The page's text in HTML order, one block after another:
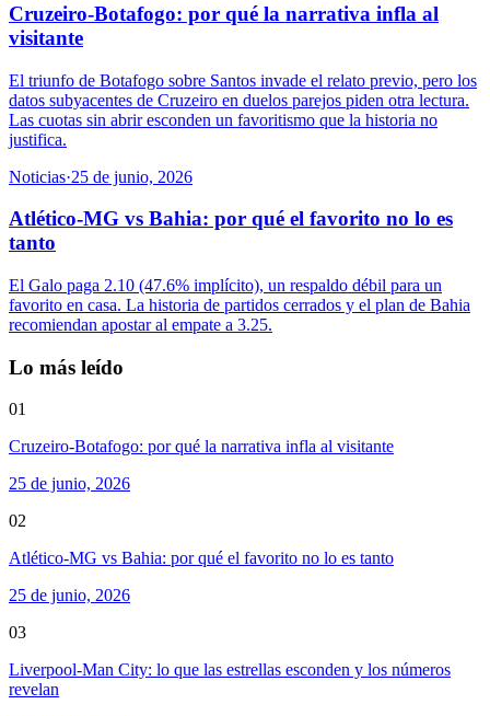
Cruzeiro-Botafogo: por qué la narrativa infla al
visitante
El triunfo de Botafogo sobre Santos invade el relato previo, pero los
datos subyacentes de Cruzeiro en duelos parejos piden otra lectura.
Las cuotas sin abrir esconden un favoritismo que la historia no
justifica.
Noticias·25 de junio, 2026
Atlético-MG vs Bahia: por qué el favorito no lo es
tanto
El Galo paga 2.10 (47.6% implícito), un respaldo débil para un
favorito en casa. La historia de partidos cerrados y el plan de Bahia
recomiendan apostar al empate a 3.25.
Lo más leído
01
Cruzeiro-Botafogo: por qué la narrativa infla al visitante
25 de junio, 2026
02
Atlético-MG vs Bahia: por qué el favorito no lo es tanto
25 de junio, 2026
03
Liverpool-Man City: lo que las estrellas esconden y los números
revelan